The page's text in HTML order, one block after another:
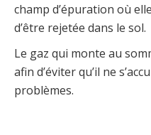
champ d’épuration où
d’être rejetée dans le sol.
Le gaz qui monte au
afin d’éviter qu’il ne
problèmes.